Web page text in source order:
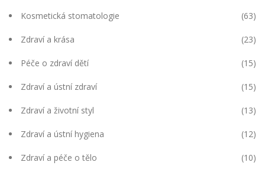
Kosmetická stomatologie (63)
Zdraví a krása (23)
Péče o zdraví dětí (15)
Zdraví a ústní zdraví (15)
Zdraví a životní styl (13)
Zdraví a ústní hygiena (12)
Zdraví a péče o tělo (10)